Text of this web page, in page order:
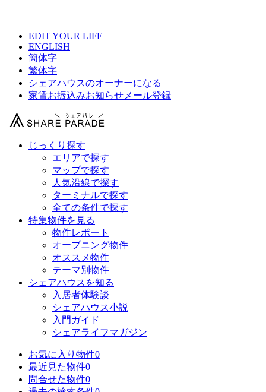
EDIT YOUR LIFE
ENGLISH
簡体字
繁体字
シェアハウスのオーナーになる
家賃お振込みお知らせメール登録
じっくり探す
エリアで探す
マップで探す
人気沿線で探す
ターミナルで探す
全ての条件で探す
特集物件を見る
物件レポート
オープニング物件
オススメ物件
テーマ別物件
シェアハウスを知る
入居者体験談
シェアハウス小説
入門ガイド
シェアライフマガジン
お気に入り物件0
最近見た物件0
問合せた物件0